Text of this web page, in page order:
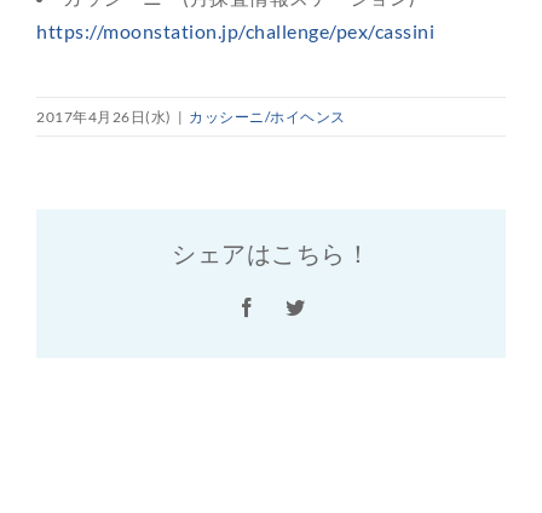
https://moonstation.jp/challenge/pex/cassini
2017年4月26日(水) | カッシーニ/ホイヘンス
シェアはこちら！
FacebookTwitter